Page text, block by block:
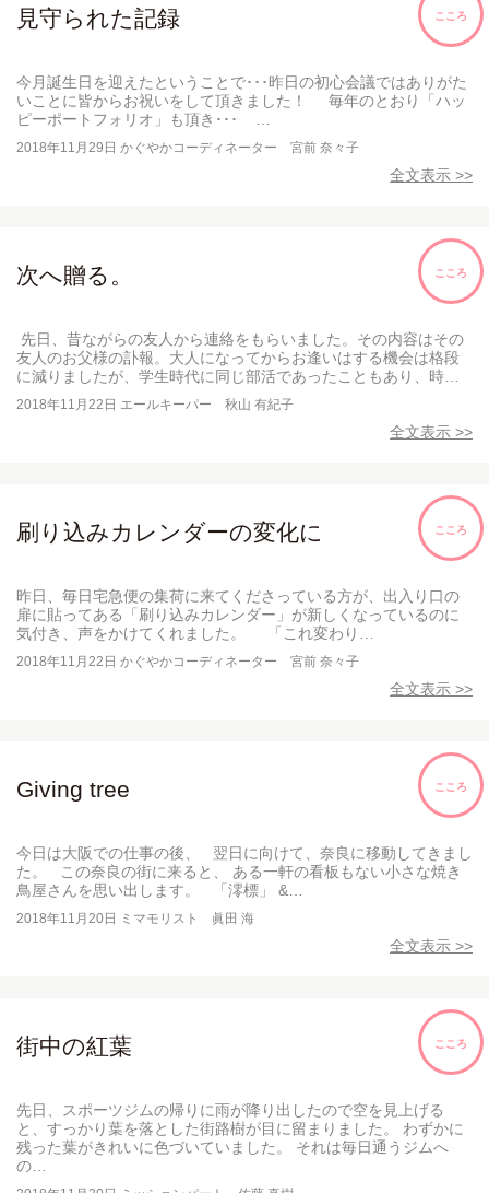
こころ
見守られた記録
今月誕生日を迎えたということで･･･昨日の初心会議ではありがた
いことに皆からお祝いをして頂きました！ 毎年のとおり「ハッ
ピーポートフォリオ」も頂き･･･ …
2018年11月29日 かぐやかコーディネーター 宮前 奈々子
全文表示 >>
こころ
次へ贈る。
先日、昔ながらの友人から連絡をもらいました。その内容はその
友人のお父様の訃報。大人になってからお逢いはする機会は格段
に減りましたが、学生時代に同じ部活であったこともあり、時…
2018年11月22日 エールキーパー 秋山 有紀子
全文表示 >>
こころ
刷り込みカレンダーの変化に
昨日、毎日宅急便の集荷に来てくださっている方が、出入り口の
扉に貼ってある「刷り込みカレンダー」が新しくなっているのに
気付き、声をかけてくれました。 「これ変わり…
2018年11月22日 かぐやかコーディネーター 宮前 奈々子
全文表示 >>
こころ
Giving tree
今日は大阪での仕事の後、 翌日に向けて、奈良に移動してきまし
た。 この奈良の街に来ると、 ある一軒の看板もない小さな焼き
鳥屋さんを思い出します。 「澪標」 &…
2018年11月20日 ミマモリスト 眞田 海
全文表示 >>
こころ
街中の紅葉
先日、スポーツジムの帰りに雨が降り出したので空を見上げる
と、すっかり葉を落とした街路樹が目に留まりました。 わずかに
残った葉がきれいに色づいていました。 それは毎日通うジムへ
の…